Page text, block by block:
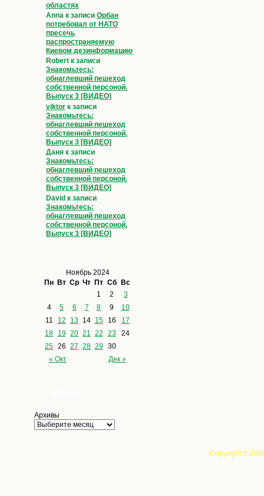
областях
Anna к записи Орбан
потребовал от НАТО
пресечь
распространяемую
Киевом дезинформацию
Robert к записи
Знакомьтесь:
обнаглевший пешеход
собственной персоной.
Выпуск 3 [ВИДЕО]
viktor к записи
Знакомьтесь:
обнаглевший пешеход
собственной персоной.
Выпуск 3 [ВИДЕО]
Даня к записи
Знакомьтесь:
обнаглевший пешеход
собственной персоной.
Выпуск 3 [ВИДЕО]
David к записи
Знакомьтесь:
обнаглевший пешеход
собственной персоной.
Выпуск 3 [ВИДЕО]
Ноябрь 2024
Пн Вт Ср Чт Пт Сб Вс
« Окт Дек »
1 2
3
4
5 6 7 8 9
10
11
12 13 14 15 16
17
18
19 20 21 22 23
24
25 26 27 28 29 30
Архивы
Copyright ©